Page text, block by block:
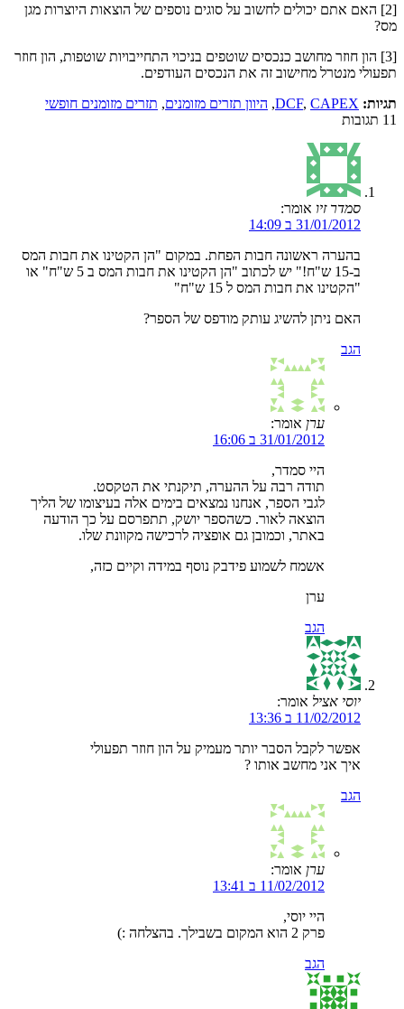
[2] האם אתם יכולים לחשוב על סוגים נוספים של הוצאות היוצרות מגן
מס?
[3] הון חוזר מחושב כנכסים שוטפים בניכוי התחייבויות שוטפות, הון חוזר
תפעולי מנטרל מחישוב זה את הנכסים העודפים.
תגיות:
DCF, CAPEX
, היוון תזרים מזומנים, תזרים מזומנים חופשי
11 תגובות
סמדר זיו אומר:
31/01/2012 ב 14:09
בהערה ראשונה חבות הפחת. במקום "הן הקטינו את חבות המס
ב-15 ש"ח!" יש לכתוב "הן הקטינו את חבות המס ב 5 ש"ח" או
"הקטינו את חבות המס ל 15 ש"ח"
האם ניתן להשיג עותק מודפס של הספר?
הגב
ערן אומר:
31/01/2012 ב 16:06
היי סמדר,
תודה רבה על ההערה, תיקנתי את הטקסט.
לגבי הספר, אנחנו נמצאים בימים אלה בעיצומו של הליך
הוצאה לאור. כשהספר יושק, תתפרסם על כך הודעה
באתר, וכמובן גם אופציה לרכישה מקוונת שלו.
אשמח לשמוע פידבק נוסף במידה וקיים כזה,
ערן
הגב
יוסי אציל אומר:
11/02/2012 ב 13:36
אפשר לקבל הסבר יותר מעמיק על הון חוזר תפעולי
איך אני מחשב אותו ?
הגב
ערן אומר:
11/02/2012 ב 13:41
היי יוסי,
פרק 2 הוא המקום בשבילך. בהצלחה :)
הגב